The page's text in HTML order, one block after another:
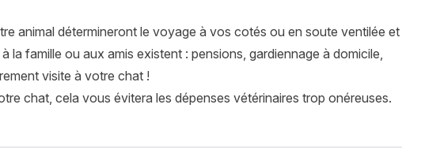
animal détermineront le voyage à vos cotés ou en soute ventilée et
famille ou aux amis existent : pensions, gardiennage à domicile,
visite à votre chat !
chat, cela vous évitera les dépenses vétérinaires trop onéreuses.